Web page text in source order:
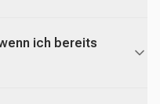
ich bereits